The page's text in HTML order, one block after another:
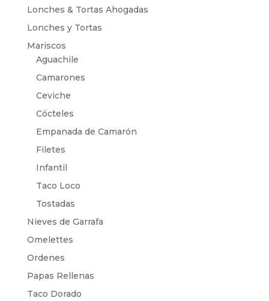
Lonches & Tortas Ahogadas
Lonches y Tortas
Mariscos
Aguachile
Camarones
Ceviche
Cócteles
Empanada de Camarón
Filetes
Infantil
Taco Loco
Tostadas
Nieves de Garrafa
Omelettes
Ordenes
Papas Rellenas
Taco Dorado